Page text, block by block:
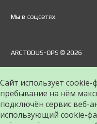
Мы в соцсетях
ARCTODUS-OPS © 2026
Сайт использует
пребывание на нём
подключён сервис веб-
использующий cookie-